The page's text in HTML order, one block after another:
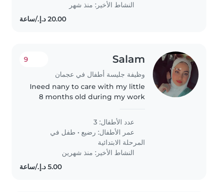
النشاط الأخير: منذ شهر
Salam
وظيفة جليسة أطفال في عجمان
9
Ineed nany to care with my little
8 months old during my work
عدد الأطفال: 3
عمر الأطفال: رضيع • طفل في
المرحلة الابتدائية
النشاط الأخير: منذ شهرين